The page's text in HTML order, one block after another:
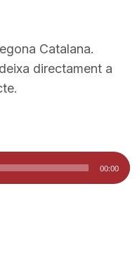
Catalana.
directament a
00:00